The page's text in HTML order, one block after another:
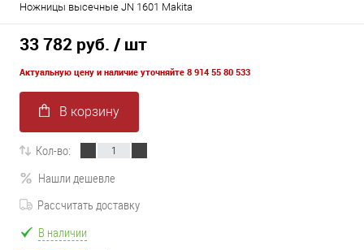
Ножницы высечные JN 1601 Makita
33 782 руб. / шт
Актуальную цену и наличие уточняйте 8 914 55 80 533
В корзину
Кол-во:
Нашли дешевле
Рассчитать доставку
В наличии